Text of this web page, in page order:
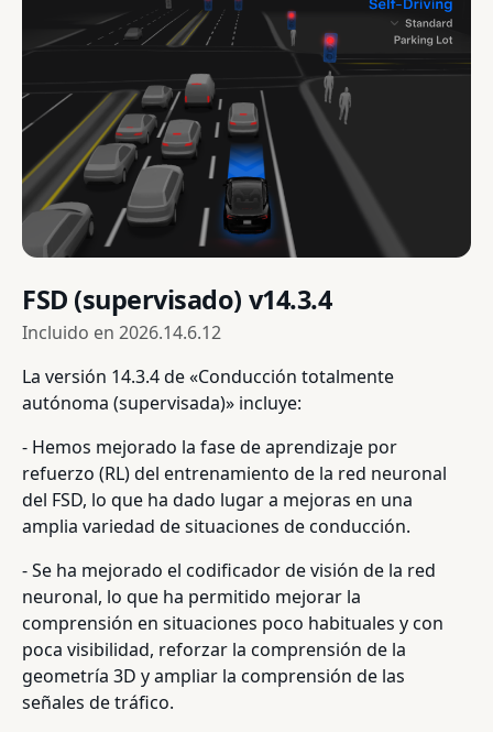
FSD (supervisado) v14.3.4
Incluido en 2026.14.6.12
La versión 14.3.4 de «Conducción totalmente
autónoma (supervisada)» incluye:
- Hemos mejorado la fase de aprendizaje por
refuerzo (RL) del entrenamiento de la red neuronal
del FSD, lo que ha dado lugar a mejoras en una
amplia variedad de situaciones de conducción.
- Se ha mejorado el codificador de visión de la red
neuronal, lo que ha permitido mejorar la
comprensión en situaciones poco habituales y con
poca visibilidad, reforzar la comprensión de la
geometría 3D y ampliar la comprensión de las
señales de tráfico.